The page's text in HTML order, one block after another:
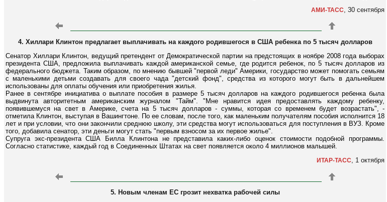
АМИ-ТАСС , 30 сентября
4. Хиллари Клинтон предлагает выплачивать на каждого родившегося в США ребенка по 5 тысяч долларов
Сенатор Хиллари Клинтон, ведущий претендент от Демократической партии на предстоящих в ноябре 2008 года выборах
президента США, предложила выплачивать каждой американской семье, где родится ребенок, по 5 тысяч долларов из
федерального бюджета. Таким образом, по мнению бывшей "первой леди" Америки, государство может помогать семьям
с маленькими детьми создавать для своего чада "детский фонд", средства из которого могут быть в дальнейшем
использованы для оплаты обучения или приобретения жилья.
Ранее в сентябре инициатива о выплате пособия в размере 5 тысяч долларов на каждого родившегося ребенка была
выдвинута авторитетным американским журналом "Тайм". "Мне нравится идея предоставлять каждому ребенку,
появившемуся на свет в Америке, счета на 5 тысяч долларов - суммы, которая со временем будет возрастать", -
отметила Клинтон, выступая в Вашингтоне. По ее словам, после того, как маленьким получателям пособия исполнится 18
лет и при условии, что они закончили среднюю школу, эти средства могут использоваться для поступления в ВУЗ. Кроме
того, добавила сенатор, эти деньги могут стать "первым взносом за их первое жилье".
Супруга экс-президента США Билла Клинтона не представила каких-либо оценок стоимости подобной программы.
Согласно статистике, каждый год в Соединенных Штатах на свет появляется около 4 миллионов малышей.
ИТАР-ТАСС, 1 октября
5. Новым членам ЕС грозит нехватка рабочей силы